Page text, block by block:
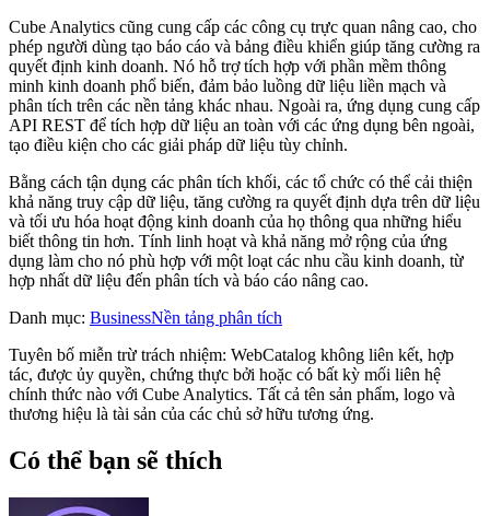
Cube Analytics cũng cung cấp các công cụ trực quan nâng cao, cho
phép người dùng tạo báo cáo và bảng điều khiển giúp tăng cường ra
quyết định kinh doanh. Nó hỗ trợ tích hợp với phần mềm thông
minh kinh doanh phổ biến, đảm bảo luồng dữ liệu liền mạch và
phân tích trên các nền tảng khác nhau. Ngoài ra, ứng dụng cung cấp
API REST để tích hợp dữ liệu an toàn với các ứng dụng bên ngoài,
tạo điều kiện cho các giải pháp dữ liệu tùy chỉnh.
Bằng cách tận dụng các phân tích khối, các tổ chức có thể cải thiện
khả năng truy cập dữ liệu, tăng cường ra quyết định dựa trên dữ liệu
và tối ưu hóa hoạt động kinh doanh của họ thông qua những hiểu
biết thông tin hơn. Tính linh hoạt và khả năng mở rộng của ứng
dụng làm cho nó phù hợp với một loạt các nhu cầu kinh doanh, từ
hợp nhất dữ liệu đến phân tích và báo cáo nâng cao.
Danh mục: BusinessNền tảng phân tích
Tuyên bố miễn trừ trách nhiệm: WebCatalog không liên kết, hợp
tác, được ủy quyền, chứng thực bởi hoặc có bất kỳ mối liên hệ
chính thức nào với Cube Analytics. Tất cả tên sản phẩm, logo và
thương hiệu là tài sản của các chủ sở hữu tương ứng.
Có thể bạn sẽ thích